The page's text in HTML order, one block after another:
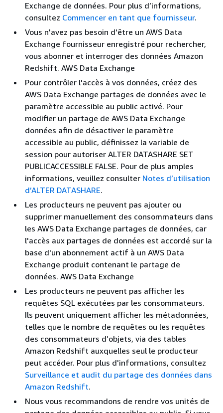
Exchange de données. Pour plus d’informations,
consultez Commencer en tant que fournisseur.
Vous n'avez pas besoin d'être un AWS Data
Exchange fournisseur enregistré pour rechercher,
vous abonner et interroger des données Amazon
Redshift. AWS Data Exchange
Pour contrôler l'accès à vos données, créez des
AWS Data Exchange partages de données avec le
paramètre accessible au public activé. Pour
modifier un partage de AWS Data Exchange
données afin de désactiver le paramètre
accessible au public, définissez la variable de
session pour autoriser ALTER DATASHARE SET
PUBLICACCESSIBLE FALSE. Pour de plus amples
informations, veuillez consulter Notes d’utilisation
d’ALTER DATASHARE.
Les producteurs ne peuvent pas ajouter ou
supprimer manuellement des consommateurs dans
les AWS Data Exchange partages de données, car
l'accès aux partages de données est accordé sur la
base d'un abonnement actif à un AWS Data
Exchange produit contenant le partage de
données. AWS Data Exchange
Les producteurs ne peuvent pas afficher les
requêtes SQL exécutées par les consommateurs.
Ils peuvent uniquement afficher les métadonnées,
telles que le nombre de requêtes ou les requêtes
des consommateurs d’objets, via des tables
Amazon Redshift auxquelles seul le producteur
peut accéder. Pour plus d'informations, consultez
Surveillance et audit du partage des données dans
Amazon Redshift.
Nous vous recommandons de rendre vos unités de